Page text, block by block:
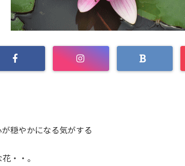
穏やかになる気がする
・・。